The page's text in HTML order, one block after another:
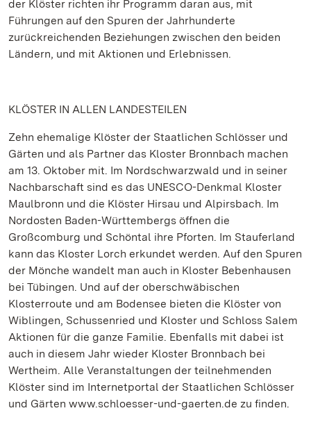
der Klöster richten ihr Programm daran aus, mit
Führungen auf den Spuren der Jahrhunderte
zurückreichenden Beziehungen zwischen den beiden
Ländern, und mit Aktionen und Erlebnissen.
KLÖSTER IN ALLEN LANDESTEILEN
Zehn ehemalige Klöster der Staatlichen Schlösser und
Gärten und als Partner das Kloster Bronnbach machen
am 13. Oktober mit. Im Nordschwarzwald und in seiner
Nachbarschaft sind es das UNESCO-Denkmal Kloster
Maulbronn und die Klöster Hirsau und Alpirsbach. Im
Nordosten Baden-Württembergs öffnen die
Großcomburg und Schöntal ihre Pforten. Im Stauferland
kann das Kloster Lorch erkundet werden. Auf den Spuren
der Mönche wandelt man auch in Kloster Bebenhausen
bei Tübingen. Und auf der oberschwäbischen
Klosterroute und am Bodensee bieten die Klöster von
Wiblingen, Schussenried und Kloster und Schloss Salem
Aktionen für die ganze Familie. Ebenfalls mit dabei ist
auch in diesem Jahr wieder Kloster Bronnbach bei
Wertheim. Alle Veranstaltungen der teilnehmenden
Klöster sind im Internetportal der Staatlichen Schlösser
und Gärten www.schloesser-und-gaerten.de zu finden.